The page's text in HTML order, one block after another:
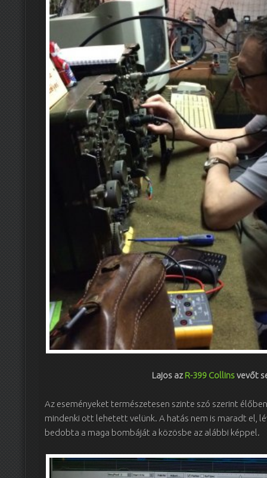
Lajos azR-399 Collinsvevőt
Az eseményeket természetesen szinte szó szerint
mindenki ott lehetett velünk. A hatás nem is maradt el,
bedobta a maga bombáját a közösbe az alábbi képpel.